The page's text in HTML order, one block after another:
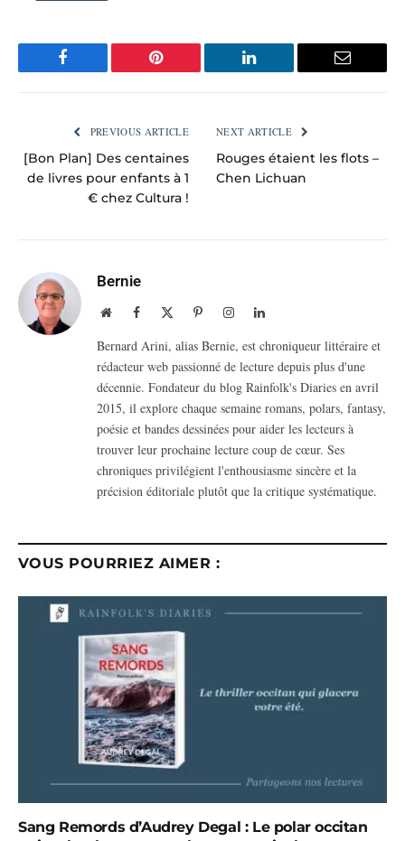
Facebook Pinterest LinkedIn Email
PREVIOUS ARTICLE
[Bon Plan] Des centaines
de livres pour enfants à 1
€ chez Cultura !
NEXT ARTICLE
Rouges étaient les flots –
Chen Lichuan
Bernie
WebsiteFacebook PinterestInstagramLinkedIn
Bernard Arini, alias Bernie, est chroniqueur littéraire et
rédacteur web passionné de lecture depuis plus d'une
décennie. Fondateur du blog Rainfolk's Diaries en avril
2015, il explore chaque semaine romans, polars, fantasy,
poésie et bandes dessinées pour aider les lecteurs à
trouver leur prochaine lecture coup de cœur. Ses
chroniques privilégient l'enthousiasme sincère et la
précision éditoriale plutôt que la critique systématique.
VOUS POURRIEZ AIMER :
Sang Remords d’Audrey Degal : Le polar occitan